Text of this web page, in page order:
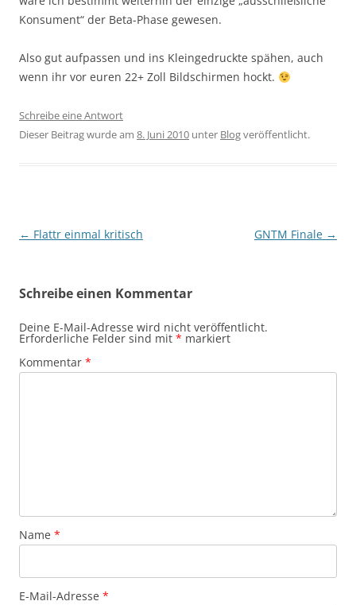
Konsument“ der Beta-Phase gewesen.
Also gut aufpassen und ins Kleingedruckte spähen, auch
wenn ihr vor euren 22+ Zoll Bildschirmen hockt.
Schreibe eine Antwort
Dieser Beitrag wurde am 8. Juni 2010 unter Blogveröffentlicht.
Beitragsnavigation
← Flattr einmal kritisch GNTM Finale →
Schreibe einen Kommentar
Deine E-Mail-Adresse wird nicht veröffentlicht.
Erforderliche Felder sind mit * markiert
Kommentar *
Name *
E-Mail-Adresse *